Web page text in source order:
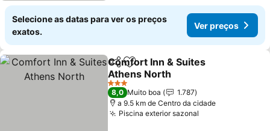
Selecione as datas para ver os preços
exatos.
Ver preços
PartilharAdicionar aos favoritos
Comfort Inn & Suites
Athens North
3 Estrelas
8,0 Muito boa
1.787
a 9.5 km de Centro da cidade
Piscina exterior sazonal